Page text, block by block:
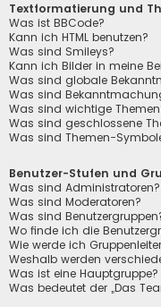
Textformatierung und
Was ist BBCode?
Kann ich HTML benutzen?
Was sind Smileys?
Kann ich Bilder in meine
Was sind globale
Was sind
Was sind wichtige
Was sind geschlossene
Was sind Themen-
Benutzer-Stufen und
Was sind Administratoren?
Was sind Moderatoren?
Was sind
Wo finde ich die
Wie werde ich
Weshalb werden
Was ist eine Hauptgruppe?
Was bedeutet der „Das